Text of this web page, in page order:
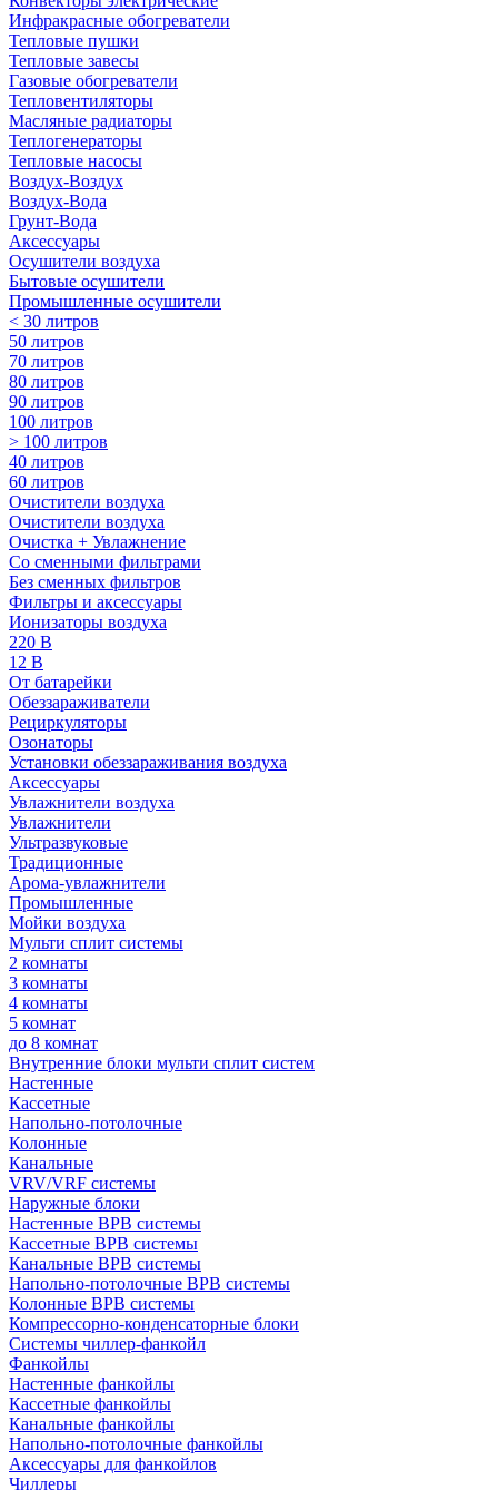
Инфракрасные обогреватели
Тепловые пушки
Тепловые завесы
Газовые обогреватели
Тепловентиляторы
Масляные радиаторы
Теплогенераторы
Тепловые насосы
Воздух-Воздух
Воздух-Вода
Грунт-Вода
Аксессуары
Осушители воздуха
Бытовые осушители
Промышленные осушители
< 30 литров
50 литров
70 литров
80 литров
90 литров
100 литров
> 100 литров
40 литров
60 литров
Очистители воздуха
Очистители воздуха
Очистка + Увлажнение
Cо сменными фильтрами
Без сменных фильтров
Фильтры и аксессуары
Ионизаторы воздуха
220 В
12 В
От батарейки
Обеззараживатели
Рециркуляторы
Озонаторы
Установки обеззараживания воздуха
Аксессуары
Увлажнители воздуха
Увлажнители
Ультразвуковые
Традиционные
Арома-увлажнители
Промышленные
Мойки воздуха
Мульти сплит системы
2 комнаты
3 комнаты
4 комнаты
5 комнат
до 8 комнат
Внутренние блоки мульти сплит систем
Настенные
Кассетные
Напольно-потолочные
Колонные
Канальные
VRV/VRF системы
Наружные блоки
Настенные ВРВ системы
Кассетные ВРВ системы
Канальные ВРВ системы
Напольно-потолочные ВРВ системы
Колонные ВРВ системы
Компрессорно-конденсаторные блоки
Системы чиллер-фанкойл
Фанкойлы
Настенные фанкойлы
Кассетные фанкойлы
Канальные фанкойлы
Напольно-потолочные фанкойлы
Аксессуары для фанкойлов
Чиллеры